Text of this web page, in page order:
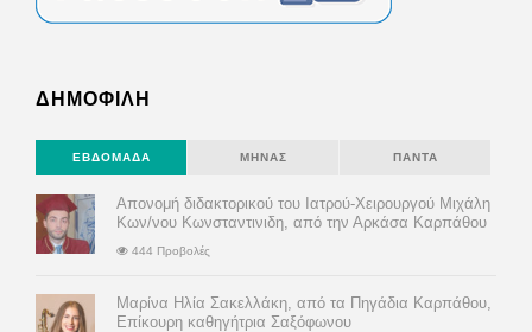
ΔΗΜΟΦΙΛΗ
ΕΒΔΟΜΆΔΑ ΜΉΝΑΣ ΠΆΝΤΑ
Απονομή διδακτορικού του Ιατρού-Χειρουργού Μιχάλη
Κων/νου Κωνσταντινιδη, από την Αρκάσα Καρπάθου
444 Προβολές
Μαρίνα Ηλία Σακελλάκη, από τα Πηγάδια Καρπάθου,
Επίκουρη καθηγήτρια Σαξόφωνου